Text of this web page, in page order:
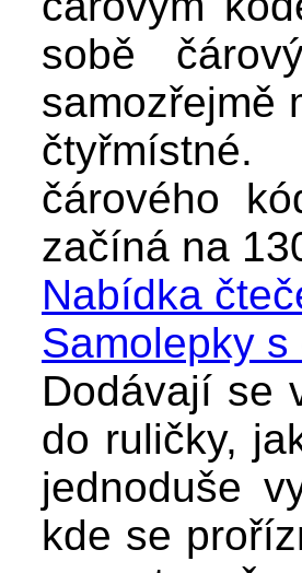
sobě
samozřejmě
čárového
začíná na
Nabídka
Samolepky
Dodávají se
do ruličky,
jednoduše
kde se